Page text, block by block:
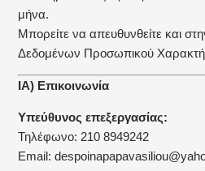
μήνα.
Μπορείτε να απευθυνθείτε και
Δεδομένων Προσωπικού
ΙΑ) Επικοινωνία
Υπεύθυνος επεξεργασίας:
Τηλέφωνο: 210 8949242
Email: